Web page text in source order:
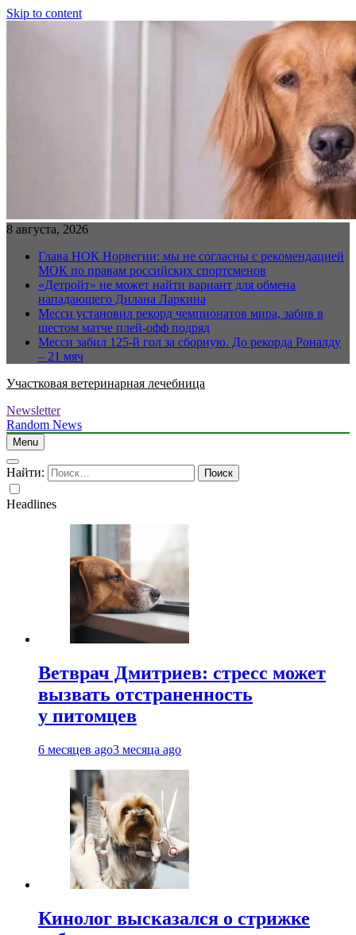
Skip to content
8 августа, 2026
Глава НОК Норвегии: мы не согласны с рекомендацией
МОК по правам российских спортсменов
«Детройт» не может найти вариант для обмена
нападающего Дилана Ларкина
Месси установил рекорд чемпионатов мира, забив в
шестом матче плей‑офф подряд
Месси забил 125-й гол за сборную. До рекорда Роналду
– 21 мяч
Участковая ветеринарная лечебница
Newsletter
Random News
Menu
Найти:
Headlines
Ветврач Дмитриев: стресс может
вызвать отстраненность
у питомцев
6 месяцев ago3 месяца ago
Кинолог высказался о стрижке